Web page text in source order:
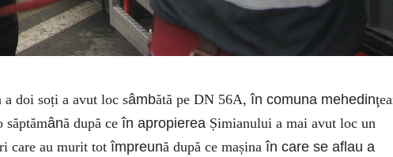
a doi soți a avut loc sâmbătă pe DN 56A,în comuna mehedin
săptămână după ceîn apropierea Șimianului a mai avut loc un
care au murit totîmpreună după ce mașinaîn care se aflau a